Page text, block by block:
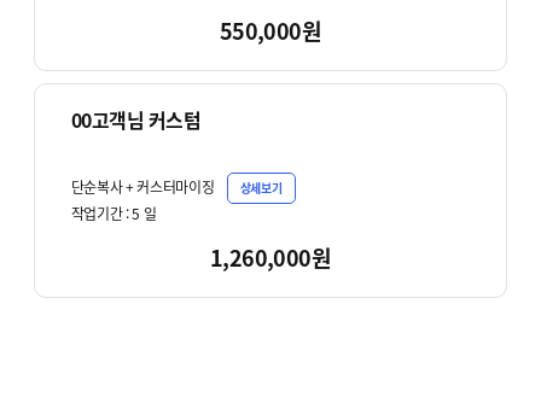
550,000원
00고객님 커스텀
단순복사 + 커스터마이징 상세보기
작업기간 :5 일
1,260,000원